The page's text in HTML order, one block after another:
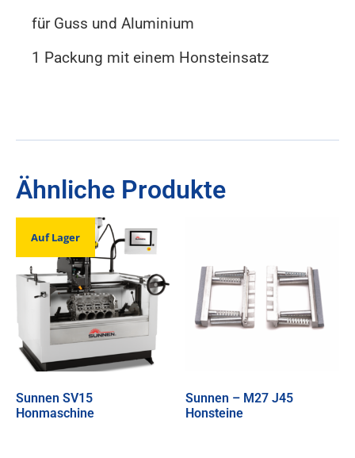
für Guss und Aluminium
1 Packung mit einem Honsteinsatz
Ähnliche Produkte
Auf Lager
Sunnen SV15
Honmaschine
Sunnen – M27 J45
Honsteine